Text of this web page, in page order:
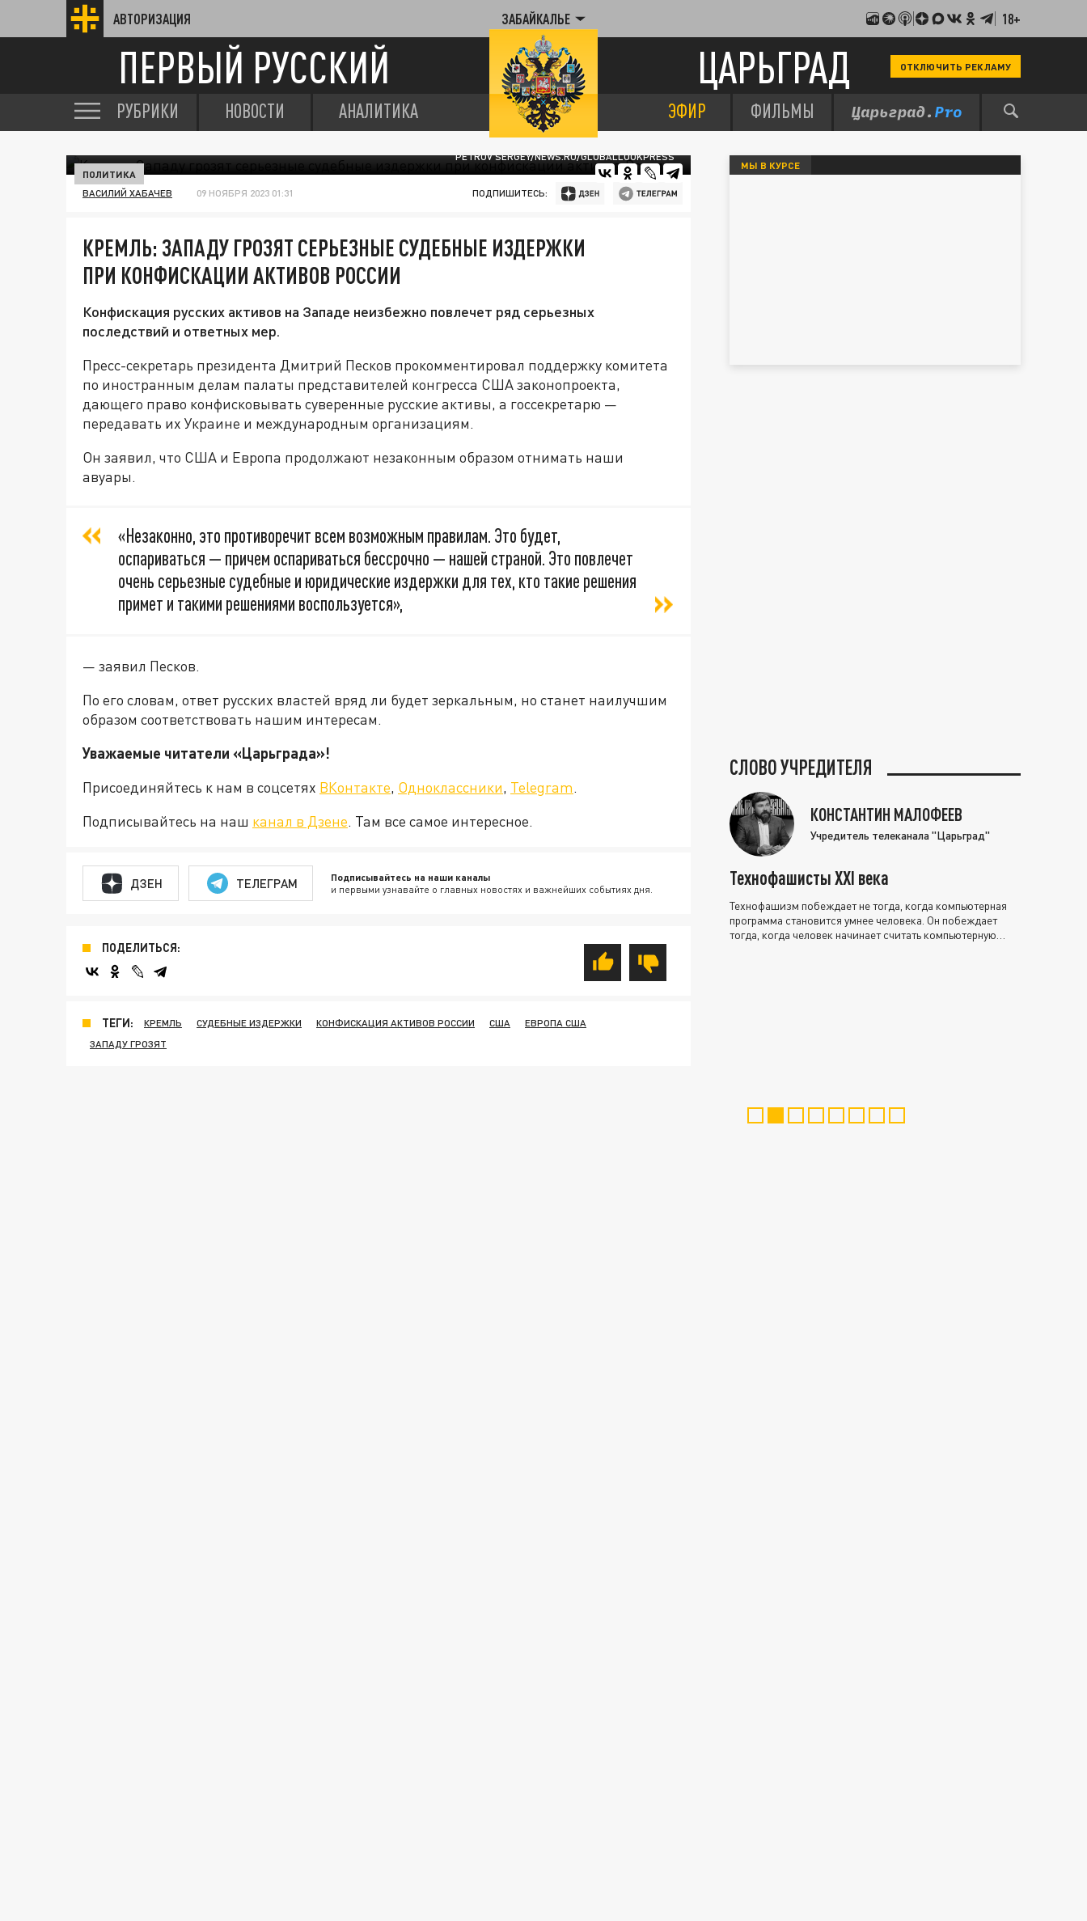
АВТОРИЗАЦИЯ ЗАБАЙКАЛЬЕ 18+
ПЕРВЫЙ РУССКИЙ ЦАРЬГРАД ОТКЛЮЧИТЬ РЕКЛАМУ
РУБРИКИ НОВОСТИ АНАЛИТИКА ЭФИР ФИЛЬМЫ
PETROV SERGEY/NEWS.RU/GLOBALLOOKPRESS
ПОЛИТИКА
ВАСИЛИЙ ХАБАЧЕВ 09 НОЯБРЯ 2023 01:31 ПОДПИШИТЕСЬ:
КРЕМЛЬ: ЗАПАДУ ГРОЗЯТ СЕРЬЕЗНЫЕ СУДЕБНЫЕ ИЗДЕРЖКИ
ПРИ КОНФИСКАЦИИ АКТИВОВ РОССИИ
Конфискация русских активов на Западе неизбежно повлечет ряд серьезных
последствий и ответных мер.
Пресс-секретарь президента Дмитрий Песков прокомментировал поддержку комитета
по иностранным делам палаты представителей конгресса США законопроекта,
дающего право конфисковывать суверенные русские активы, а госсекретарю —
передавать их Украине и международным организациям.
Он заявил, что США и Европа продолжают незаконным образом отнимать наши
авуары.
«Незаконно, это противоречит всем возможным правилам. Это будет,
оспариваться — причем оспариваться бессрочно — нашей страной. Это повлечет
очень серьезные судебные и юридические издержки для тех, кто такие решения
примет и такими решениями воспользуется»,
— заявил Песков.
По его словам, ответ русских властей вряд ли будет зеркальным, но станет наилучшим
образом соответствовать нашим интересам.
Уважаемые читатели «Царьграда»!
Присоединяйтесь к нам в соцсетях ВКонтакте, Одноклассники, Telegram.
Подписывайтесь на наш канал в Дзене. Там все самое интересное.
ДЗЕН ТЕЛЕГРАМ Подписывайтесь на наши каналы
и первыми узнавайте о главных новостях и важнейших событиях дня.
ПОДЕЛИТЬСЯ:
ТЕГИ: КРЕМЛЬ СУДЕБНЫЕ ИЗДЕРЖКИ КОНФИСКАЦИЯ АКТИВОВ РОССИИ США
ЕВРОПА США
ЗАПАДУ ГРОЗЯТ
МЫ В КУРСЕ
СЛОВО УЧРЕДИТЕЛЯ
КОНСТАНТИН МАЛОФЕЕВ
Учредитель телеканала "Царьград"
Технофашисты XXI века
Технофашизм побеждает не тогда, когда компьютерная
программа становится умнее человека. Он побеждает
тогда, когда человек начинает считать компьютерную